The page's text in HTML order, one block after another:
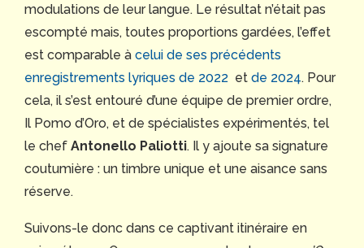
modulations de leur langue. Le résultat n’était pas
escompté mais, toutes proportions gardées, l’effet
est comparable à celui de ses précédents
enregistrements lyriques de 2022 et de 2024. Pour
cela, il s’est entouré d’une équipe de premier ordre,
Il Pomo d’Oro, et de spécialistes expérimentés, tel
le chef Antonello Paliotti. Il y ajoute sa signature
coutumière : un timbre unique et une aisance sans
réserve.
Suivons-le donc dans ce captivant itinéraire en